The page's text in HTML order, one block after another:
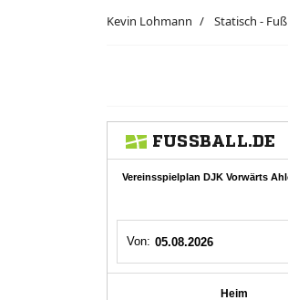
Kevin Lohmann Statisch -